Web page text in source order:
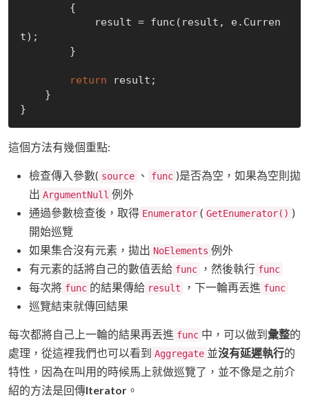
t);
return result;
這個方法有幾個重點:
檢查傳入參數( source 、 func )是否為空，如果為空則拋
出 ArgumentNull 例外
通過參數檢查後，取得 Enumerator ( GetEnumerator() )
開始巡覽
如果集合沒有元素，拋出 NoElements 例外
有元素的話將自己的數值丟給 func ，然後執行 func
每次將 func 的結果傳給 result ，下一輪再丟進 func
巡覽結束就傳回結果
每次都將自己上一輪的結果再丟進 func 中，可以做到 彙整的
處理，從這裡我們也可以看到 Aggregate 並沒有延遲執行的
特性，因為在叫用的時候馬上就做巡覽了，並不像是之前介
紹的方法是回傳Iterator 。